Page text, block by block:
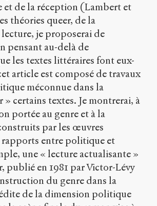
et de la réception (Lambert et
théories queer, de la
je proposerai de
pensant au-delà de
les textes littéraires font eux-
article est composé de travaux
méconnue dans la
certains textes. Je montrerai, à
portée au genre et à la
par les œuvres
rapports entre politique et
une « lecture actualisante »
en 1981 par Victor-Lévy
du genre dans la
de la dimension politique